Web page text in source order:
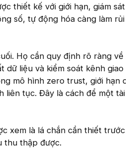
thiết kế với giới hạn, giám
số, tự động hóa càng làm
Họ cần quy định rõ ràng về
dữ liệu và kiểm soát kênh
mô hình zero trust, giới hạn
liên tục. Đây là cách để một
xem là lá chắn cần thiết
thu thập được.